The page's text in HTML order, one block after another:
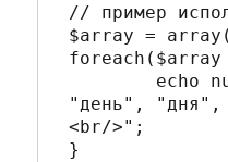
// пример
$array =
foreach($array
"день",
<br/>";